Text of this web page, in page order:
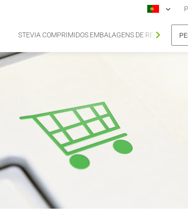
STEVIA COMPRIMIDOS EMBALAGENS DE RECARGA DE